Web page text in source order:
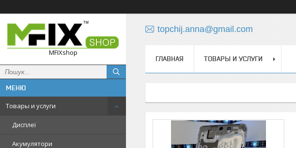
MFIXshop
Товары и услуги
Дисплеї
Акумулятори
topchij.anna@gmail.com
ГЛАВНАЯ ТОВАРЫ И УСЛУГИ